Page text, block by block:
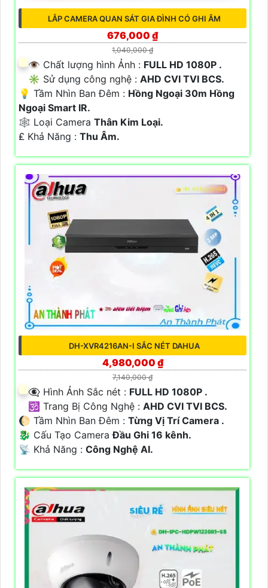
LẮP CAMERA QUAN SÁT GIA ĐÌNH CÓ GHI ÂM
676,000 ₫
1,040,000 ₫
👁 Chất lượng hình Ảnh : FULL HD 1080P .
✳️ Sử dụng công nghệ : AHD CVI TVI BCS.
💡 Tầm Nhìn Ban Đêm : Hồng Ngoại 30m Hồng
Ngoại Smart IR.
🕸️ Loại Camera Thân Kim Loại.
️₤ Khả Năng : Thu Âm.
DH-XVR4216AN-I SẮC NÉT DAHUA
4,980,000 ₫
7,140,000 ₫
👁️‍🗨 Hình Ảnh Sắc nét : FULL HD 1080P .
🕉️ Trang Bị Công Nghệ : AHD CVI TVI BCS.
🌔 Tầm Nhìn Ban Đêm : Từng Vị Trí Camera .
🐉️ Cấu Tạo CameraĐầu Ghi 16 kênh.
️📡 Khả Năng : Công Nghệ AI.